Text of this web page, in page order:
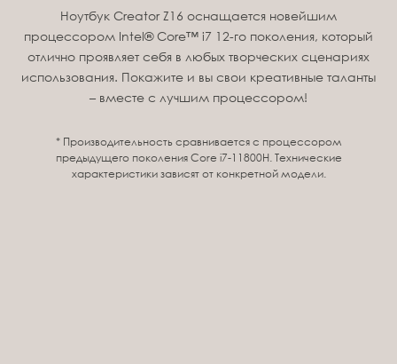
Ноутбук Creator Z16 оснащается новейшим
процессором Intel® Core™ i7 12-го поколения, который
отлично проявляет себя в любых творческих сценариях
использования. Покажите и вы свои креативные таланты
– вместе с лучшим процессором!
* Производительность сравнивается с процессором
предыдущего поколения Core i7-11800H. Технические
характеристики зависят от конкретной модели.